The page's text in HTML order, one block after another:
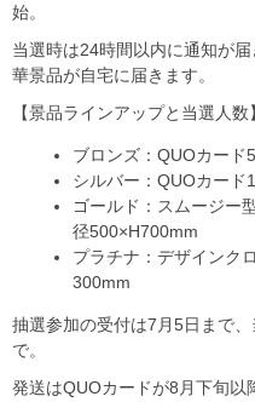
始。
当選時は24時間以内に通知が
華景品が自宅に届きます。
【景品ラインアップと当選人数】
ブロンズ：QUOカード
シルバー：QUOカード
ゴールド：スムージー
径500×H700mm
プラチナ：デザインク
300mm
抽選参加の受付は7月5日まで
で。
発送はQUOカードが8月下旬以